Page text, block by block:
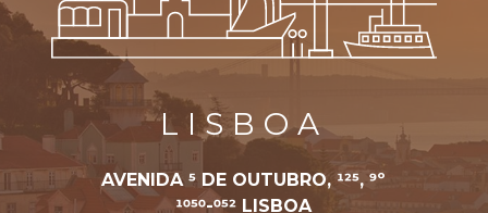
LISBOA
AVENIDA 5 DE OUTUBRO, 125, 9º
1050-052 LISBOA